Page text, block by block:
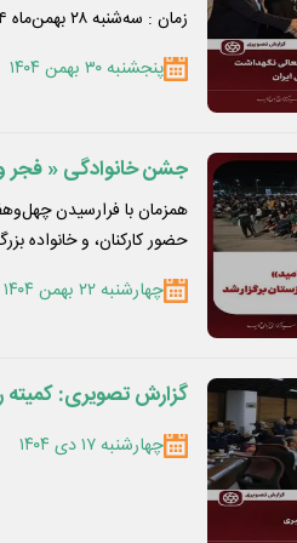
زمان : سه‌شنبه ۲۸ بهمن‌ماه ۱۴۰۴ مکان : مرکز همایش های کتابخانه ملی ایران
پنجشنبه ۳۰ بهمن ۱۴۰۴
جشن خانوادگی « فجر و
همزمان با فرارسیدن
حضور کارکنان، و خانواده
چهارشنبه ۲۲ بهمن ۱۴۰۴
گزارش تصویری: کمیته راهبری فولاد خوزستان
چهارشنبه ۱۷ دی ۱۴۰۴